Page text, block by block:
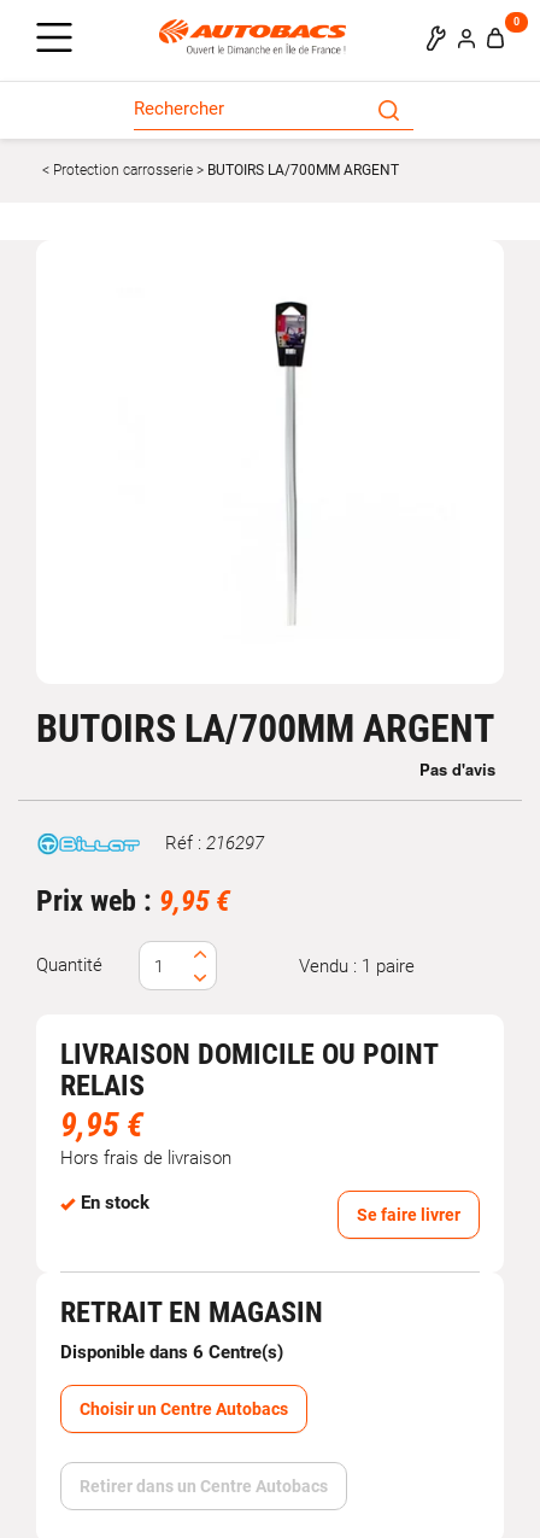
0
Protection carrosserie BUTOIRS LA/700MM ARGENT
BUTOIRS LA/700MM ARGENT
Marque Réf : 216297
Prix web : 9,95 €
Quantité Vendu : 1 paire
LIVRAISON DOMICILE OU POINT
RELAIS
9,95 €
Hors frais de livraison
En stock
Se faire livrer
RETRAIT EN MAGASIN
Disponible dans 6 Centre(s)
Choisir un Centre Autobacs
Retirer dans un Centre Autobacs